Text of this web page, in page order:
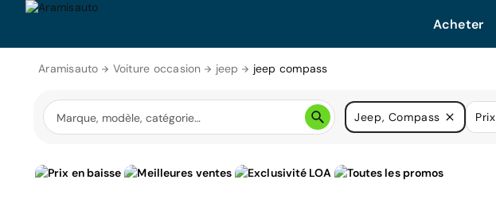
Acheter
Aramisauto Voiture occasion jeep jeep compass
Jeep, Compass Prix